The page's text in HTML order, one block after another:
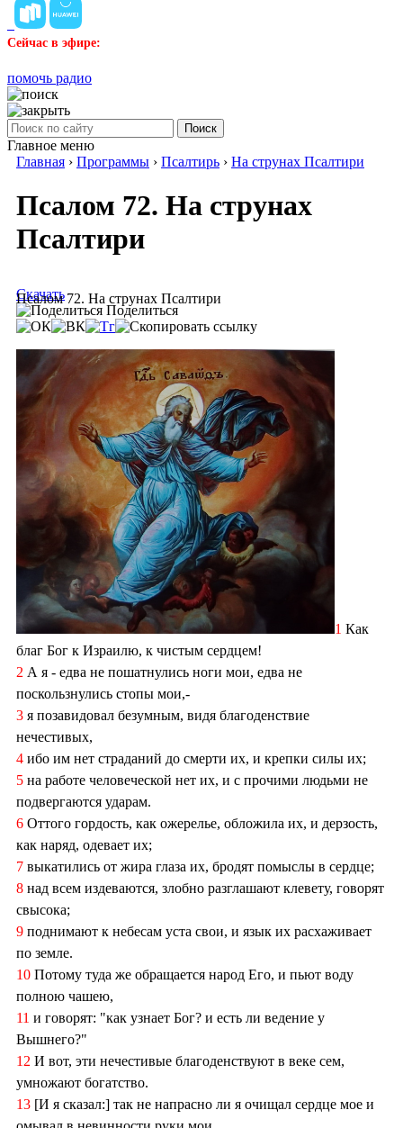
Сейчас в эфире:
помочь радио
Поиск
Главное меню
Главная › Программы › Псалтирь › На струнах Псалтири
Псалом 72. На струнах
Псалтири
Псалом 72. На струнах Псалтири
Скачать
Поделиться
1 Как
благ Бог к Израилю, к чистым сердцем!
2 А я - едва не пошатнулись ноги мои, едва не
поскользнулись стопы мои,-
3 я позавидовал безумным, видя благоденствие
нечестивых,
4 ибо им нет страданий до смерти их, и крепки силы их;
5 на работе человеческой нет их, и с прочими людьми не
подвергаются ударам.
6 Оттого гордость, как ожерелье, обложила их, и дерзость,
как наряд, одевает их;
7 выкатились от жира глаза их, бродят помыслы в сердце;
8 над всем издеваются, злобно разглашают клевету, говорят
свысока;
9 поднимают к небесам уста свои, и язык их расхаживает
по земле.
10 Потому туда же обращается народ Его, и пьют воду
полною чашею,
11 и говорят: "как узнает Бог? и есть ли ведение у
Вышнего?"
12 И вот, эти нечестивые благоденствуют в веке сем,
умножают богатство.
13 [И я сказал:] так не напрасно ли я очищал сердце мое и